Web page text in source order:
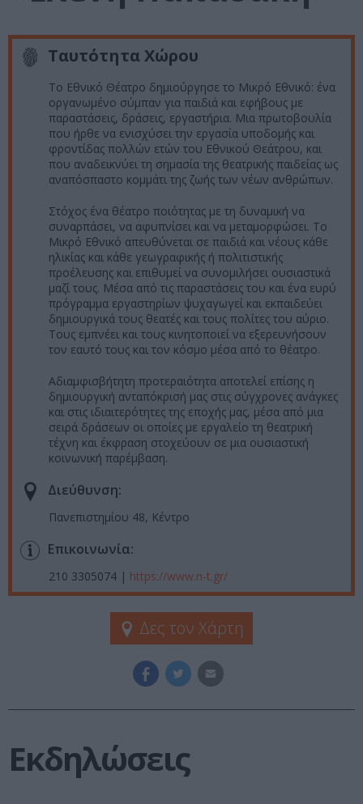
Ταυτότητα Χώρου
Το Εθνικό Θέατρο δημιούργησε το Μικρό Εθνικό: ένα
οργανωμένο σύμπαν για παιδιά και εφήβους με
παραστάσεις, δράσεις, εργαστήρια. Μια πρωτοβουλία
που ήρθε να ενισχύσει την εργασία υποδομής και
φροντίδας πολλών ετών του Εθνικού Θεάτρου, και
που αναδεικνύει τη σημασία της θεατρικής παιδείας ως
αναπόσπαστο κομμάτι της ζωής των νέων ανθρώπων.
Στόχος ένα θέατρο ποιότητας με τη δυναμική να
συναρπάσει, να αφυπνίσει και να μεταμορφώσει. Το
Μικρό Εθνικό απευθύνεται σε παιδιά και νέους κάθε
ηλικίας και κάθε γεωγραφικής ή πολιτιστικής
προέλευσης και επιθυμεί να συνομιλήσει ουσιαστικά
μαζί τους. Μέσα από τις παραστάσεις του και ένα ευρύ
πρόγραμμα εργαστηρίων ψυχαγωγεί και εκπαιδεύει
δημιουργικά τους θεατές και τους πολίτες του αύριο.
Τους εμπνέει και τους κινητοποιεί να εξερευνήσουν
τον εαυτό τους και τον κόσμο μέσα από το θέατρο.
Αδιαμφισβήτητη προτεραιότητα αποτελεί επίσης η
δημιουργική ανταπόκρισή μας στις σύγχρονες ανάγκες
και στις ιδιαιτερότητες της εποχής μας, μέσα από μια
σειρά δράσεων οι οποίες με εργαλείο τη θεατρική
τέχνη και έκφραση στοχεύουν σε μια ουσιαστική
κοινωνική παρέμβαση.
Διεύθυνση:
Πανεπιστημίου 48, Κέντρο
Επικοινωνία:
210 3305074 | https://www.n-t.gr/
Δες τον Χάρτη
Εκδηλώσεις